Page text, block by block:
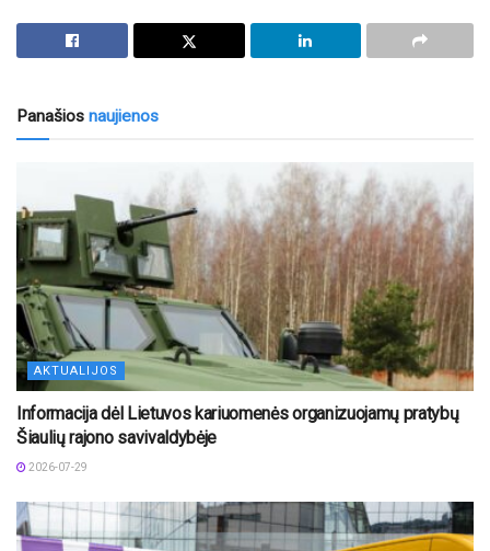
Panašios naujienos
AKTUALIJOS
Informacija dėl Lietuvos kariuomenės organizuojamų pratybų
Šiaulių rajono savivaldybėje
2026-07-29